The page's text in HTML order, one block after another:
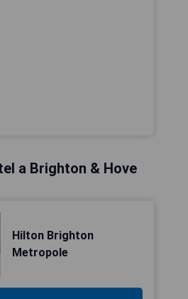
a Brighton & Hove
Hilton Brighton
Metropole